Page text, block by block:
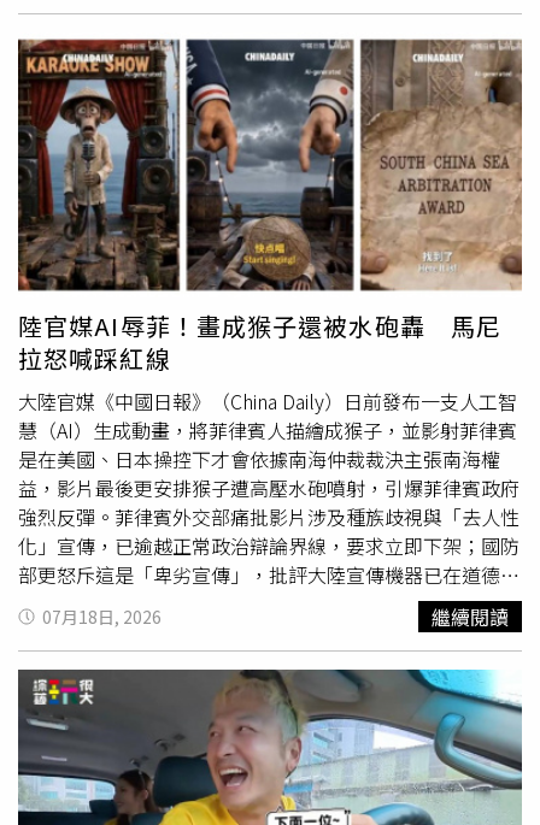
個月大，生活在天津一處農場，由一名70多歲、在農場工作
多年的老員工照顧。老人約5年前收養一對純種邊境牧羊
犬，之後繁育出一窩幼犬，其餘兄弟姊妹都外型標準、很快
找到新主人，唯獨花花因毛髮凌亂、長相特別，被附近居民
戲稱為「小丑」，一直留在農場陪伴狗爸、狗媽。花花全身
以米白色毛髮為主，夾雜黑色斑點，頭頂一撮黑毛自然向兩
側翹起，神似綁著雙馬尾。一名農場員工將牠的影片分享到
網路後迅速爆紅，「醜萌邊牧一家三口」也成為熱門話題，
短短一週吸引大量瀏覽，不少網友笑稱牠是「天下倒數第一
漂亮的狗」，也有人認為正因為與眾不同，才讓牠格外有魅
力。農場經營者表示，花花爆紅前，就有一名在附近工作的
女子前往認養，並支付訂金，雙方原本約定先讓花花留在老
員工家中寄養，等新主人安頓好住處後再接回家。然而花花
意外走紅後，老員工一度因捨不得而反悔出售，最後經雙方
協調，花花仍於8月3日正式入住新家。不過，花花離開後，
狗爸爸、狗媽媽因從小與牠形影不離，突然分開後出現明顯
應激及焦慮反應，精神狀況不佳，老員工心情也十分低落，
因此暫時將兩隻大狗交由農場照顧，並安排前往動物醫院接
受健康檢查。農場也公開向新主人喊話，希望未來能多帶花
花回農場探望父母，讓一家三口有機會再次團聚。事件曝光
後，有網友質疑，新主人是在花花爆紅後才認養，甚至懷疑
有意利用牠的人氣經營社群牟利。對此，新主人拍片澄清，
表示自己早在7月27日便到農場看狗，當時花花尚未爆紅，
因得知牠遲遲找不到主人，便決定認養，並在7月29日開設
社群帳號分享花花日常，而第一支介紹「醜小狗」的影片也
是由自己拍攝上傳，並非等花花爆紅後才開始經營。新主人
進一步表示，當時同窩幼犬售價約300元人民幣（約新台幣
1400元），考量老員工照顧花花許久，因此主動加價，以
陸官媒AI辱菲！畫成猴子還被水砲轟 馬尼
拉怒喊踩紅線
大陸官媒《中國日報》（China Daily）日前發布一支人工智
慧（AI）生成動畫，將菲律賓人描繪成猴子，並影射菲律賓
是在美國、日本操控下才會依據南海仲裁裁決主張南海權
益，影片最後更安排猴子遭高壓水砲噴射，引爆菲律賓政府
強烈反彈。菲律賓外交部痛批影片涉及種族歧視與「去人性
化」宣傳，已逾越正常政治辯論界線，要求立即下架；國防
部更怒斥這是「卑劣宣傳」，批評大陸宣傳機器已在道德與
智力層面破產，雙方因南海爭議而持續升高的外交對立再添
火藥味。大陸官媒AI影片以猴子影射菲律賓，並安排遭高壓
水砲噴射橋段，引發菲律賓政府怒批「卑劣宣傳」。綜合
《路透》、法新社及英國廣播公司（BBC）等外媒報導，這
支長約1分鐘的AI影片於7月10日發布在《中國日報》官方臉
書，時間點正值菲律賓紀念2016年南海仲裁裁決10週年，
因此引發外界高度關注。影片中，一隻身穿菲律賓傳統服飾
「巴隆衫」（Barong）的猴子，被兩隻印有美國及日本國
07月18日, 2026 繼續閱讀